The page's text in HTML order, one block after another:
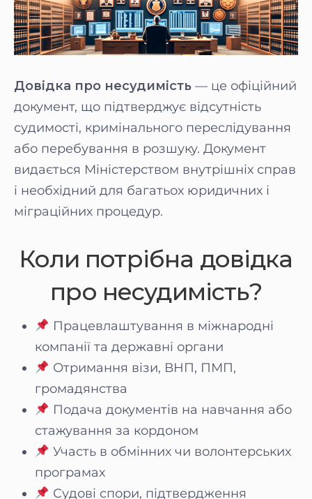
Довідка про несудимість — це офіційний
документ, що підтверджує відсутність
судимості, кримінального переслідування
або перебування в розшуку. Документ
видається Міністерством внутрішніх справ
і необхідний для багатьох юридичних і
міграційних процедур.
Коли потрібна довідка
про несудимість?
Працевлаштування в міжнародні
компанії та державні органи
Отримання візи, ВНП, ПМП,
громадянства
Подача документів на навчання або
стажування за кордоном
Участь в обмінних чи волонтерських
програмах
Судові спори, підтвердження